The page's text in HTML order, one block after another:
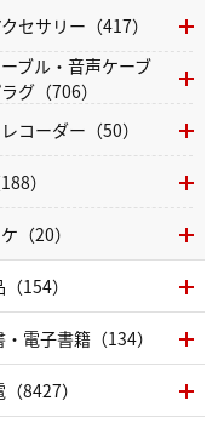
セサリー（417）
ブル・音声ケーブ
グ（706）
コーダー（50）
）
（20）
154）
電子書籍（134）
8427）